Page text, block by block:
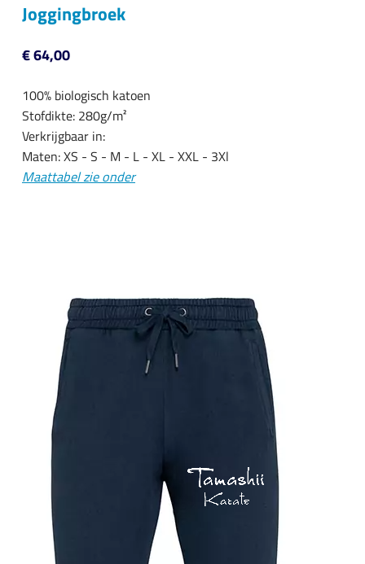
Joggingbroek
€ 64,00
100% biologisch katoen
Stofdikte: 280g/m²
Verkrijgbaar in:
Maten: XS - S - M - L - XL - XXL - 3Xl
Maattabel zie onder